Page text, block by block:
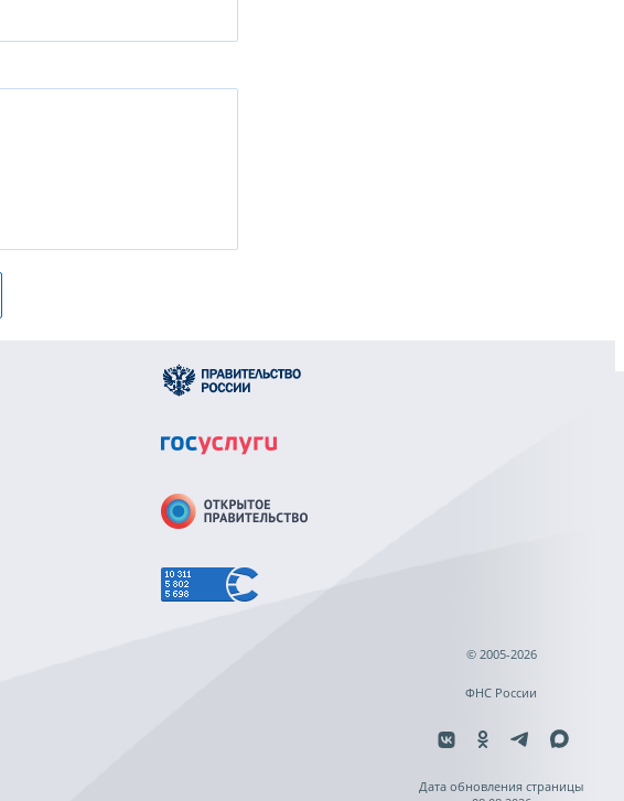
© 2005-2026
ФНС России
Дата обновления страницы